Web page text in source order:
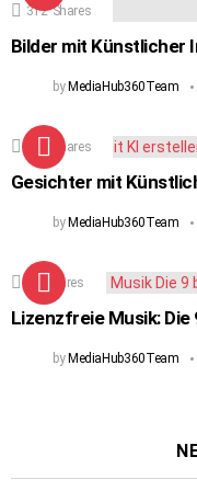
312 Shares
Bilder mit Künstlicher
byMediaHub360Team
Shares
Gesichter mit
byMediaHub360Team
Shares
Lizenzfreie Musik:
byMediaHub360Team